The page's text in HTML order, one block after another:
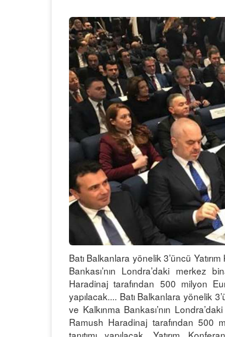
Batı Balkanlara yönelik 3’üncü
Bankası’nın Londra’daki merkez
Haradinaj tarafından 500 milyon
yapılacak.... Batı Balkanlara yönelik
ve Kalkınma Bankası’nın
Ramush Haradinaj tarafından 500